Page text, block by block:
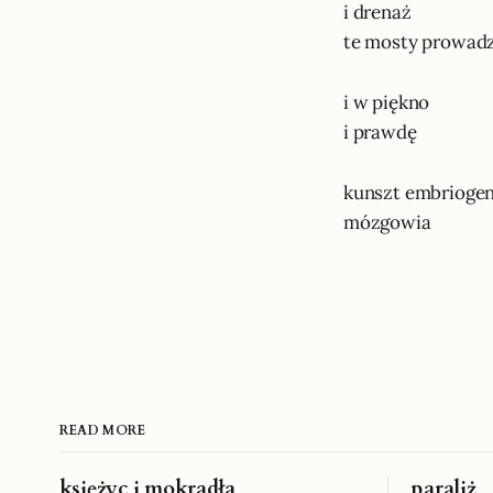
i drenaż
te mosty
i w piękno
i prawdę
kunszt
mózgowia
READ MORE